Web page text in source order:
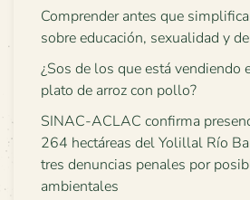
Comprender antes que
sobre educación, sexualidad y
¿Sos de los que está vendiendo
plato de arroz con pollo?
SINAC-ACLAC confirma
264 hectáreas del Yolillal Río
tres denuncias penales por
ambientales